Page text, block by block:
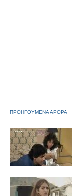
ΠΡΟΗΓΟΥΜΕΝΑ ΑΡΘΡΑ